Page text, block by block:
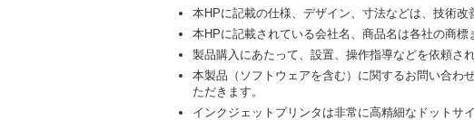
本HPに記載の仕様、デザイン、寸法などは、技術改
本HPに記載されている会社名、商品名は各社の商標
製品購入にあたって、設置、操作指導などを依頼さ
本製品（ソフトウェアを含む）に関するお問い合わ
ただきます。
インクジェットプリンタは非常に高精細なドットサ